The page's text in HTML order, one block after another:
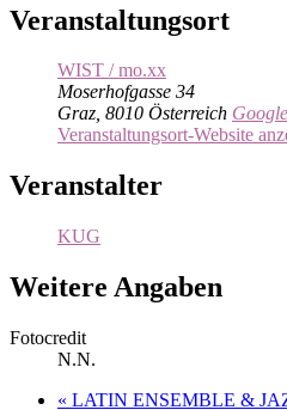
Veranstaltungsort
WIST / mo.xx
Moserhofgasse 34
Graz, 8010 Österreich
Veranstaltungsort-Website
Veranstalter
KUG
Weitere Angaben
Fotocredit
N.N.
« LATIN ENSEMBLE &